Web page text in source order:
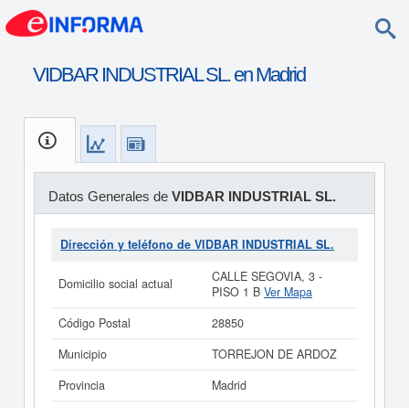
VIDBAR INDUSTRIAL SL. en Madrid
Datos Generales de VIDBAR INDUSTRIAL SL.
Dirección y teléfono de VIDBAR INDUSTRIAL SL.
Domicilio social actual
CALLE SEGOVIA, 3 -
PISO 1 B Ver Mapa
Código Postal
28850
Municipio
TORREJON DE ARDOZ
Provincia
Madrid